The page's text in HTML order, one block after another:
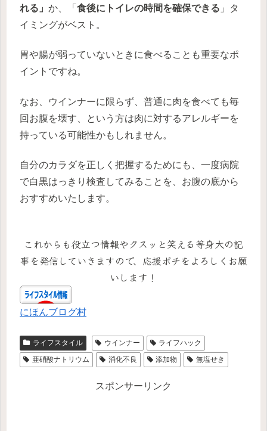
れる」 か、「 食後にトイレの時間を確保できる 」タ
イミングがベスト。
胃や腸が弱っていないときに食べることも重要なポ
イントですね。
なお、ウインナーに限らず、普通に肉を食べても毎
回お腹を壊す、という方は肉に対するアレルギーを
持っている可能性かもしれません。
自分のカラダを正しく把握するためにも、一度病院
で白黒はっきり検査してみることを、お腹の底から
おすすめいたします。
これからも役立つ情報やクスッと笑える等身大の記
事を発信していきますので、応援ポチをよろしくお願
いします！
にほんブログ村
ライフスタイル ウインナー
ライフハック
亜硝酸ナトリウム
消化不良 添加物 無塩せき
スポンサーリンク